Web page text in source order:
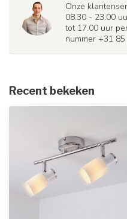
Onze
08.30 - 23.00
tot 17.00 uur
nummer +31
Recent bekeken